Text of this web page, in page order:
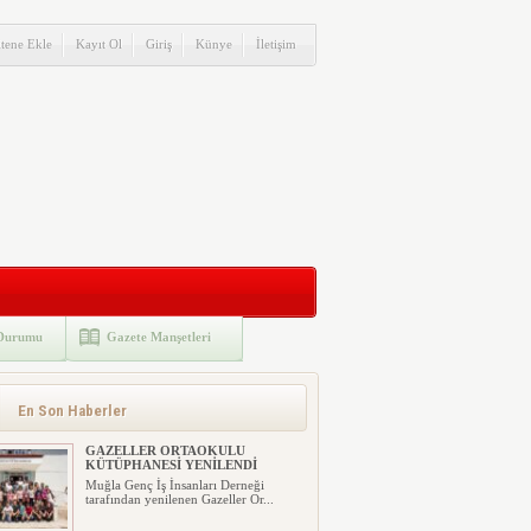
Ekle Kayıt Ol Giriş Künye İletişim
Gazete Manşetleri
En Son Haberler
GAZELLER ORTAOKULU
KÜTÜPHANESİ YENİLENDİ
Muğla Genç İş İnsanları Derneği
tarafından yenilenen Gazeller Or...